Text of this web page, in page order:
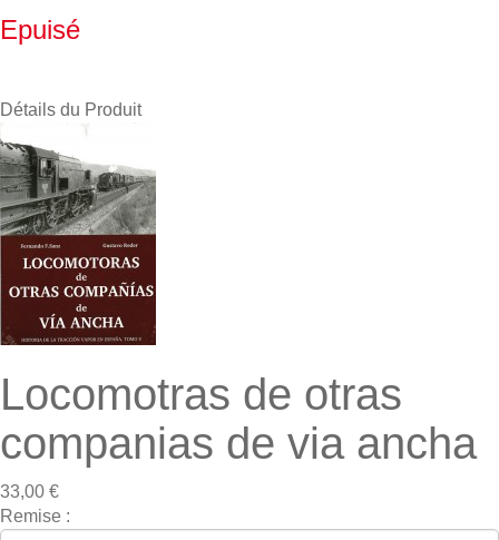
Epuisé
Détails du Produit
Locomotras de otras
companias de via ancha
33,00 €
Remise :